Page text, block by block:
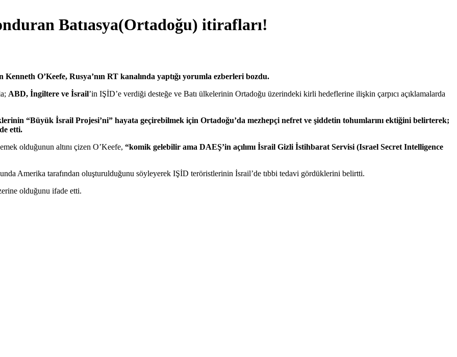
Batıasya(Ortadoğu) itirafları!
O’Keefe, Rusya’nın RT kanalında yaptığı yorumla ezberleri bozdu.
ABD, İngiltere ve İsrail’in IŞİD’e verdiği desteğe ve Batı ülkelerinin Ortadoğu üzerindeki kirli hedeflerine ilişkin çarpıcı açıklamalarda
“Büyük İsrail Projesi’ni” hayata geçirebilmek için Ortadoğu’da mezhepçi nefret ve şiddetin tohumlarını ektiğini belirterek;
etti.
olduğunun altını çizen O’Keefe, “komik gelebilir ama DAEŞ’in açılımı İsrail Gizli İstihbarat Servisi (Israel Secret Intelligence
Amerika tarafından oluşturulduğunu söyleyerek IŞİD teröristlerinin İsrail’de tıbbi tedavi gördüklerini belirtti.
olduğunu ifade etti.